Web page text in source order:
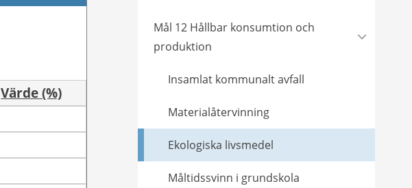
Värde (%)
Mål 12 Hållbar konsumtion och
produktion
Insamlat kommunalt avfall
Materialåtervinning
Ekologiska livsmedel
Måltidssvinn i grundskola